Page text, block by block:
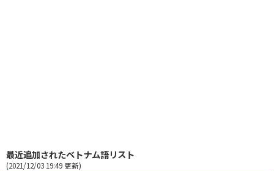
最近追加されたベトナム語リスト
(2021/12/03 19:49 更新)